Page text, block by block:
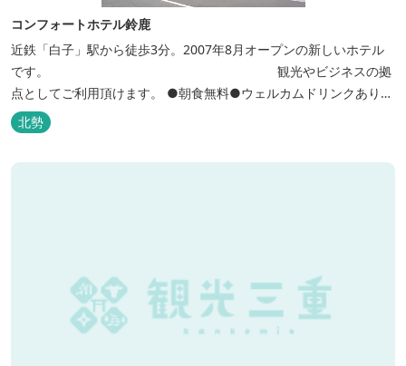
コンフォートホテル鈴鹿
近鉄「白子」駅から徒歩3分。2007年8月オープンの新しいホテル
です。 観光やビジネスの拠
点としてご利用頂けます。 ●朝食無料●ウェルカムドリンクあり●
全館無線ＬＡＮ対応● ●バリアフリー対応のユニバーサルルームあ
り●
北勢